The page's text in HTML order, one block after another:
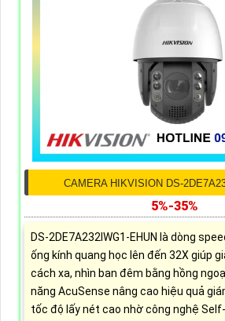
CAMERA HIKVISION DS-
5%-35%
DS-2DE7A232IWG1-EHUN là dòng
ống kính quang học lên đến 32X giúp
cách xa, nhìn ban đêm bằng hồng
năng AcuSense nâng cao hiệu quả
tốc độ lấy nét cao nhờ công nghệ